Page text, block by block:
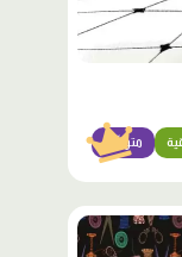
متوسّط